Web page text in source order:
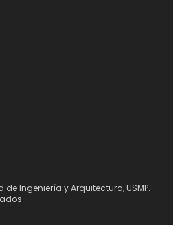
Ingeniería y Arquitectura, USMP.